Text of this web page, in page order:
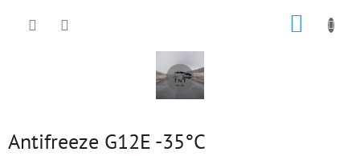
Antifreeze G12E -35°C